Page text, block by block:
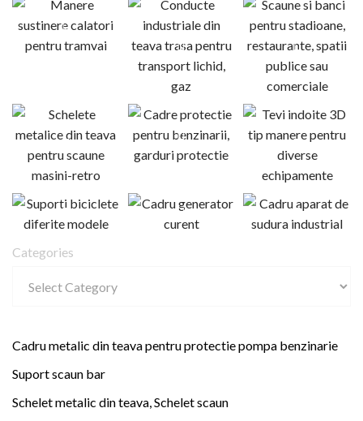
Categories
Cadru metalic din teava pentru protectie pompa benzinarie
Suport scaun bar
Schelet metalic din teava, Schelet scaun